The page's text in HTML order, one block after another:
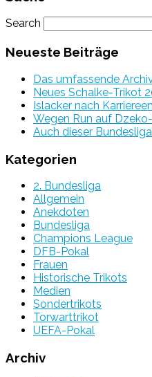
Search
Neueste Beiträge
Das umfassende
Neues Schalke-Trikot
Islacker nach
Wegen Run auf
Auch dieser
Kategorien
2. Bundesliga
Allgemein
Anekdoten
Bundesliga
Champions League
DFB-Pokal
Frauen
Historische Trikots
Medien
Sondertrikots
Torwarttrikot
UEFA-Pokal
Archiv